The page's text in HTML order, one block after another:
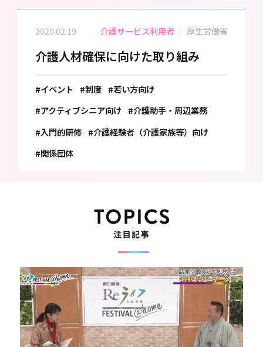
2020.02.19 介護サービス利用者 厚生労働省
介護人材確保に向けた取り組み
#イベント #制度 #若い方向け
#アクティブシニア向け #介護助手・周辺業務
#入門的研修 #介護経験者（介護家族等）向け
#関係団体